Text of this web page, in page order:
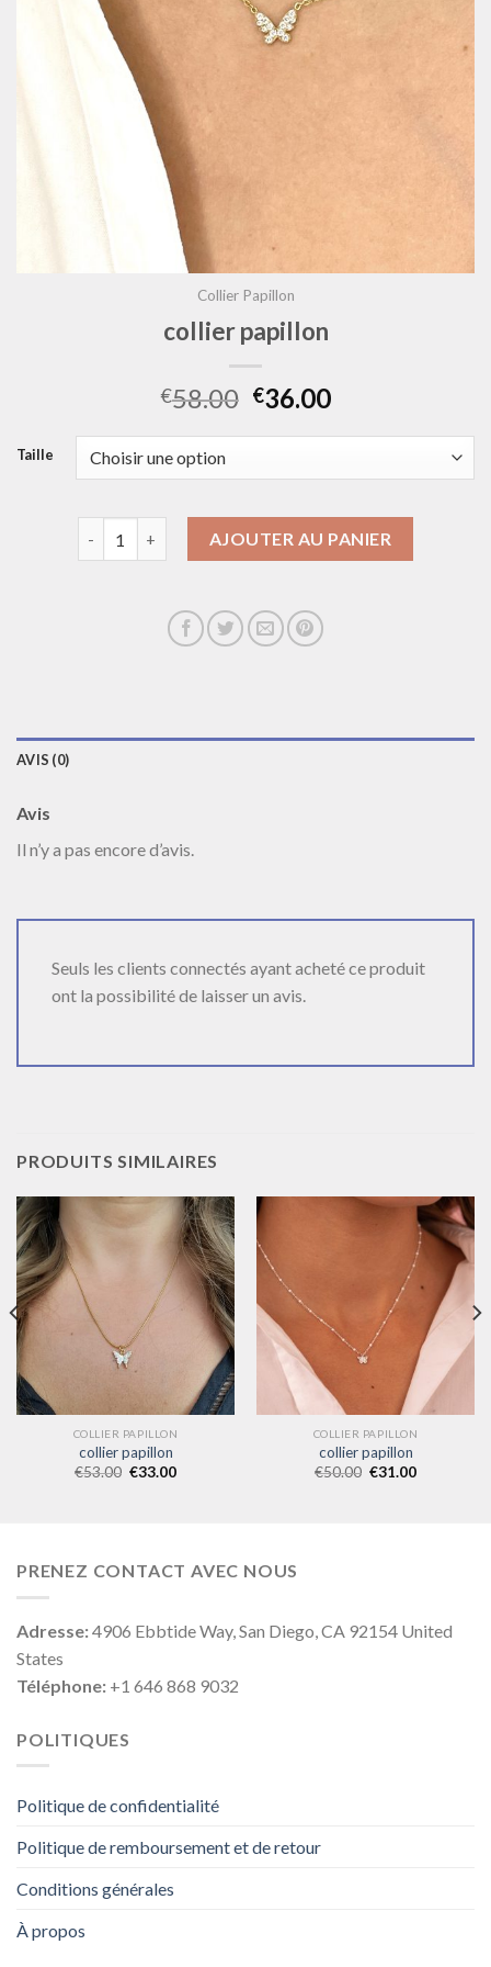
Collier Papillon
collier papillon
€58.00 €36.00
Taille
AJOUTER AU PANIER
AVIS (0)
Avis
Il n’y a pas encore d’avis.
Seuls les clients connectés ayant acheté ce produit
ont la possibilité de laisser un avis.
PRODUITS SIMILAIRES
COLLIER PAPILLON
collier papillon
€53.00 €33.00
COLLIER PAPILLON
collier papillon
€50.00 €31.00
PRENEZ CONTACT AVEC NOUS
Adresse:4906 Ebbtide Way, San Diego, CA 92154 United
States
Téléphone: +1 646 868 9032
POLITIQUES
Politique de confidentialité
Politique de remboursement et de retour
Conditions générales
À propos